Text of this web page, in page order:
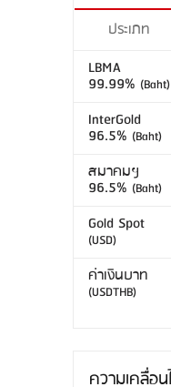
ประเภท
LBMA
99.99% (Baht)
InterGold
96.5% (Baht)
สมาคมฯ
96.5% (Baht)
Gold Spot
(USD)
ค่าเงินบาท
(USDTHB)
ความเคลื่อ